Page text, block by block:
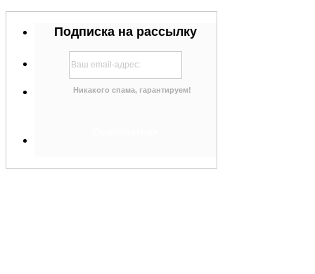
Подписка на рассылку
Никакого спама, гарантируем!